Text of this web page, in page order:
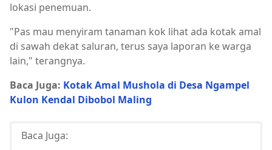
lokasi penemuan.
"Pas mau menyiram tanaman kok lihat ada kotak amal
di sawah dekat saluran, terus saya laporan ke warga
lain," terangnya.
Baca Juga: Kotak Amal Mushola di Desa Ngampel
Kulon Kendal Dibobol Maling
Baca Juga: